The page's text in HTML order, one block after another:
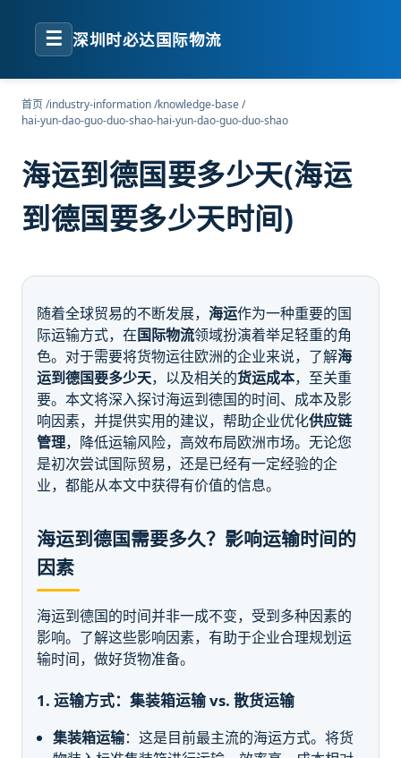
☰ 深圳时必达国际物流
首页/industry-information/knowledge-base/
hai-yun-dao-guo-duo-shao-hai-yun-dao-guo-duo-shao
海运到德国要多少天(海运
到德国要多少天时间)
随着全球贸易的不断发展， 海运作为一种重要的国
际运输方式，在国际物流领域扮演着举足轻重的角
色。对于需要将货物运往欧洲的企业来说，了解海
运到德国要多少天，以及相关的货运成本，至关重
要。本文将深入探讨海运到德国的时间、成本及影
响因素，并提供实用的建议，帮助企业优化供应链
管理，降低运输风险，高效布局欧洲市场。无论您
是初次尝试国际贸易，还是已经有一定经验的企
业，都能从本文中获得有价值的信息。
海运到德国需要多久？影响运输时间的
因素
海运到德国的时间并非一成不变，受到多种因素的
影响。了解这些影响因素，有助于企业合理规划运
输时间，做好货物准备。
1. 运输方式：集装箱运输 vs. 散货运输
集装箱运输：这是目前最主流的海运方式。将货